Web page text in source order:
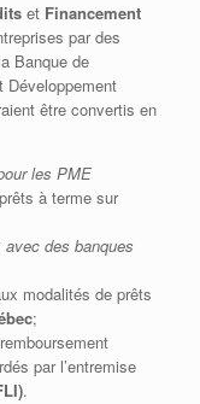
et Financement
par des
Banque de
Développement
être convertis en
les PME
à terme sur
des banques
modalités de prêts
;
par l’entremise
.